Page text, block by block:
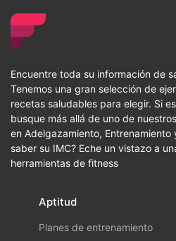
Encuentre toda su información de
Tenemos una gran selección de
recetas saludables para elegir. Si
busque más allá de uno de
en Adelgazamiento, Entrenamiento
saber su IMC? Eche un vistazo a
herramientas de fitness
Aptitud
Planes de entrenamiento